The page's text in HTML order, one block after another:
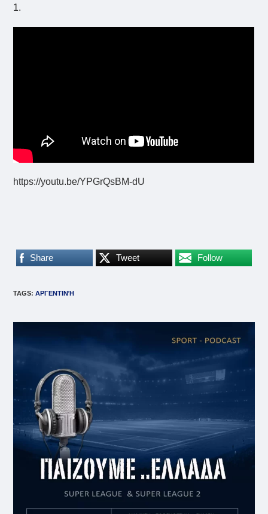
1.
https://youtu.be/YPGrQsBM-dU
Share Tweet Follow
TAGS:ΑΡΓΕΝΤΙΝΉ